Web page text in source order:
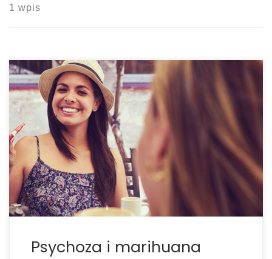
1 wpis
Cannabis jest przedmiotem wielu tematów tabu.
Jeden z nich dotyczy wpływu, jaki ma na poziom
neurologiczny i bezpośredni odnośnie związku z
zaburzeniami psychotycznymi. Marihuana nie jest
dla wszystkich, są osoby, które nie nadają się do
spożywania cannabis, głównie osób powiązanych
[…]
Psychoza i marihuana